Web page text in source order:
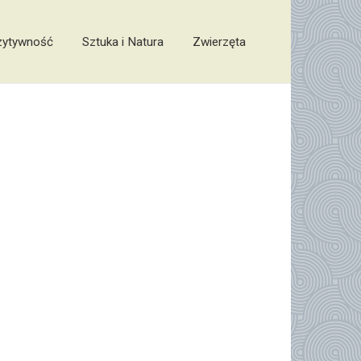
Sztuka i Natura Zwierzęta